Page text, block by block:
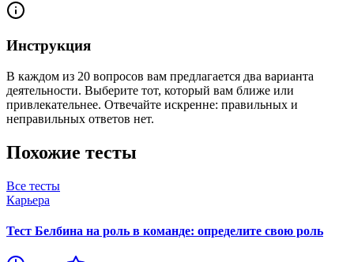
Инструкция
В каждом из 20 вопросов вам предлагается два варианта
деятельности. Выберите тот, который вам ближе или
привлекательнее. Отвечайте искренне: правильных и
неправильных ответов нет.
Похожие тесты
Все тесты
Карьера
Тест Белбина на роль в команде: определите свою роль